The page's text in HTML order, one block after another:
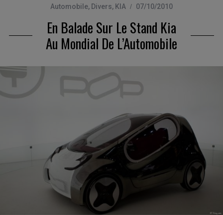
r
c
f
C
H
Automobile, Divers, KIA 07/10/2010
En Balade Sur Le Stand Kia
Au Mondial De L’Automobile